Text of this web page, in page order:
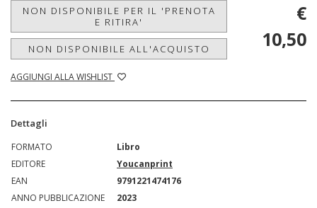
NON DISPONIBILE PER IL 'PRENOTA
E RITIRA'
NON DISPONIBILE ALL'ACQUISTO
AGGIUNGI ALLA WISHLIST
€
10,50
Dettagli
FORMATO
Libro
EDITORE
Youcanprint
EAN
9791221474176
ANNO PUBBLICAZIONE
2023